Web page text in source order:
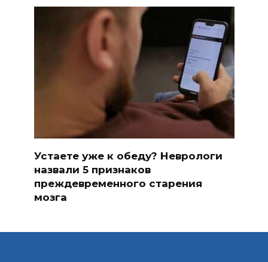
Устаете уже к обеду? Неврологи
назвали 5 признаков
преждевременного старения
мозга